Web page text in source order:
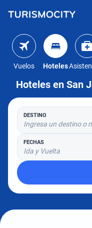
Vuelos Hoteles
Hoteles en San
DESTINO
Ingresa un destino o
FECHAS
Ida y Vuelta